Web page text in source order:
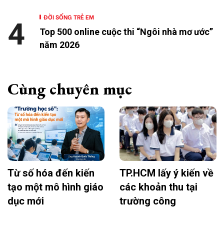
ĐỜI SỐNG TRẺ EM
Top 500 online cuộc thi “Ngôi nhà mơ ước”
năm 2026
4
Cùng chuyên mục
Từ số hóa đến kiến
tạo một mô hình giáo
dục mới
TP.HCM lấy ý kiến về
các khoản thu tại
trường công